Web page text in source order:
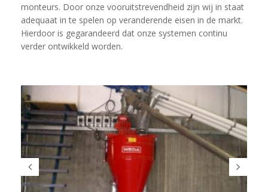
monteurs. Door onze vooruitstrevendheid zijn wij in staat
adequaat in te spelen op veranderende eisen in de markt.
Hierdoor is gegarandeerd dat onze systemen continu
verder ontwikkeld worden.